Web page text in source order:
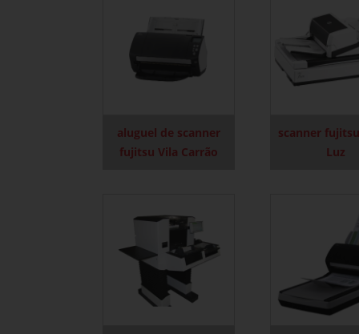
aluguel de scanner
fujitsu Vila Carrão
scanner
Luz